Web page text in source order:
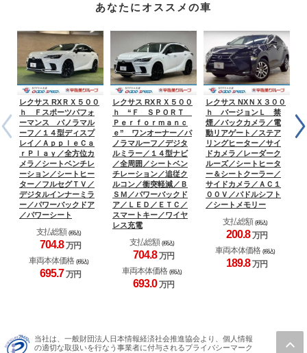
あなたにオススメの車
レクサス RXＲＸ５００
ｈ Ｆスポーツパフォ
ーマンス パノラマル
ーフ／１４型ディスプ
レイ／ＡｐｐｌｅＣａ
ｒＰｌａｙ／全方位カ
メラ／シートベンチレ
ーション／シートヒー
ター／フルセグＴＶ／
デジタルインナーミラ
ー／パワーバックドア
／パワーシート
支払総額 (税込)
704.8 万円
車両本体価格 (税込)
695.7 万円
レクサス RXＲＸ５００
ｈ “Ｆ ＳＰＯＲＴ
Ｐｅｒｆｏｒｍａｎｃ
ｅ” ワンオーナー／パ
ノラマルーフ／デジタ
ルミラー／１４型ナビ
／全周囲／シートベン
チレーション／追従ク
ルコン／衝突軽減／Ｂ
ＳＭ／パワーバックド
ア／ＬＥＤ／ＥＴＣ／
スマートキー／ワイヤ
レス充電
支払総額 (税込)
704.8 万円
車両本体価格 (税込)
693.0 万円
レクサス NXＮＸ３００
ｈ バージョンＬ 禁
煙／バックカメラ／電
動リアゲート／ステア
リングヒーター／サイ
ドカメラ／レーダーク
ルーズ／シートヒータ
ー＆シートクーラー／
サイドカメラ／ＡＣ１
００Ｖ／パドルシフト
／シートメモリー
支払総額 (税込)
200.8 万円
車両本体価格 (税込)
189.8 万円
当社は、一般財団法人日本情報経済社会推進協会より、個人情報
の適切な取扱いを行なう事業者に付与されるプライバシーマーク